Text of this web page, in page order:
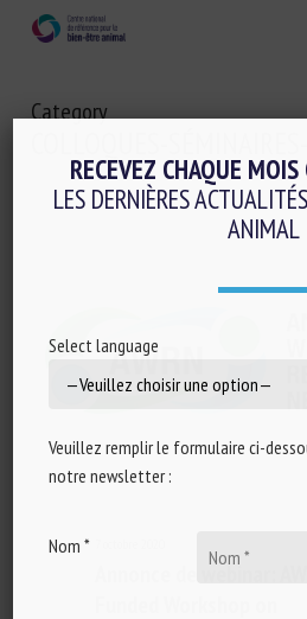
contentCategory
Annonce de webinar:
RECEVEZ CHAQUE
LES DERNIÈRES
ANIMAL
Select language
Veuillez remplir le formulaire ci-
notre newsletter :
Nom *